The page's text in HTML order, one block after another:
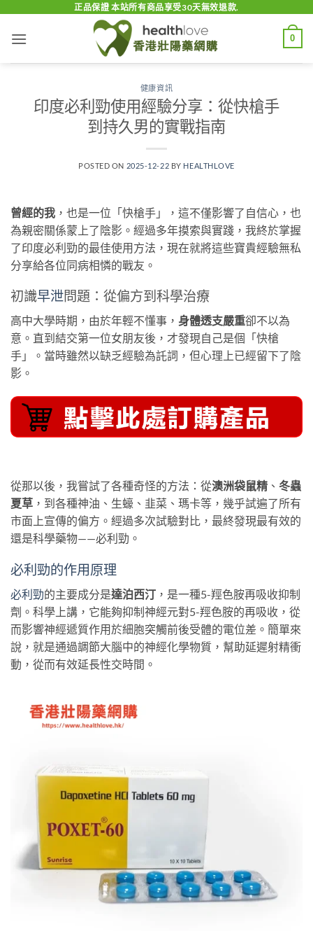
content
正品保證 本站所有商品享受30天無效退款.
0
健康資訊
印度必利勁使用經驗分享：從快槍手
到持久男的實戰指南
POSTED ON 2025-12-22 BY HEALTHLOVE
曾經的我 ，也是一位「快槍手」，這不僅影響了自信心，也
為親密關係蒙上了陰影。經過多年摸索與實踐，我終於掌握
了印度必利勁的最佳使用方法，現在就將這些寶貴經驗無私
分享給各位同病相憐的戰友。
初識早泄問題：從偏方到科學治療
高中大學時期，由於年輕不懂事， 身體透支嚴重卻不以為
意。直到結交第一位女朋友後，才發現自己是個「快槍
手」。當時雖然以缺乏經驗為託詞，但心理上已經留下了陰
影。
從那以後，我嘗試了各種奇怪的方法：從澳洲袋鼠精 、 冬蟲
夏草 ，到各種神油、生蠔、韭菜、瑪卡等，幾乎試遍了所有
市面上宣傳的偏方。經過多次試驗對比，最終發現最有效的
還是科學藥物——必利勁。
必利勁的作用原理
必利勁的主要成分是達泊西汀 ，是一種5-羥色胺再吸收抑制
劑。科學上講，它能夠抑制神經元對5-羥色胺的再吸收，從
而影響神經遞質作用於細胞突觸前後受體的電位差。簡單來
說，就是通過調節大腦中的神經化學物質，幫助延遲射精衝
動，從而有效延長性交時間。